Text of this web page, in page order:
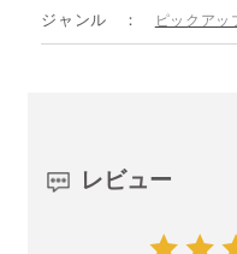
ジャンル ピックアッ
レビュー